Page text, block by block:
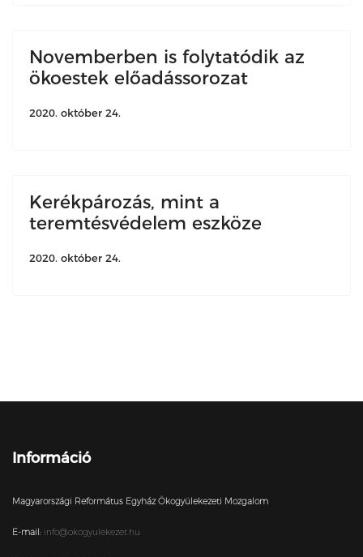
Novemberben is folytatódik az
ökoestek előadássorozat
2020. október 24.
Kerékpározás, mint a
teremtésvédelem eszköze
2020. október 24.
Információ
Magyarországi Református Egyház Ökogyülekezeti Mozgalom
E-mail: info@okogyulekezet.hu